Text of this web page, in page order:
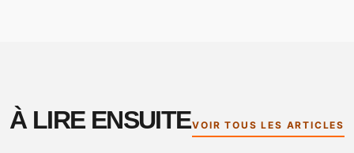
À LIRE ENSUITEVOIR TOUS LES ARTICLES